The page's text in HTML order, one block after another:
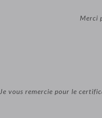
Merci
Je vous remercie pour le